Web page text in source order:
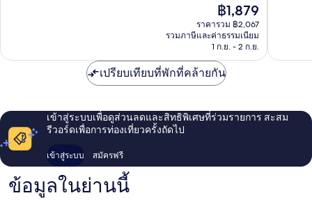
พ
ราคา
ปัจจุบัน
คือ
฿1,879
฿1,879
ราคารวม ฿2,067
รวมภาษีและค่าธรรมเนียม
1 ก.ย. - 2 ก.ย.
เปรียบเทียบที่พักที่คล้ายกัน
เข้าสู่ระบบเพื่อดูส่วนลดและสิทธิพิเศษที่ร่วมรายการ สะสม
รีวอร์ดเพื่อการท่องเที่ยวครั้งถัดไป
เข้าสู่ระบบ สมัครฟรี
ข้อมูลในย่านนี้